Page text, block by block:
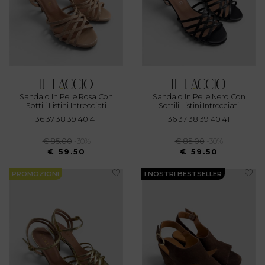
Sandalo In Pelle Rosa Con
Sottili Listini Intrecciati
36 37 38 39 40 41
€ 85.00
-30%
€ 59.50
Sandalo In Pelle Nero Con
Sottili Listini Intrecciati
36 37 38 39 40 41
€ 85.00
-30%
€ 59.50
PROMOZIONI I NOSTRI BESTSELLER